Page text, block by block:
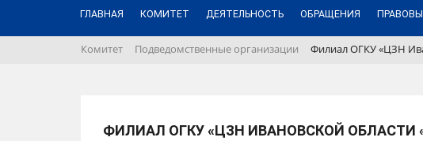
ГЛАВНАЯ КОМИТЕТ ДЕЯТЕЛЬНОСТЬ ОБРАЩЕНИЯ
Комитет Подведомственные организации Филиал ОГКУ «ЦЗН
ФИЛИАЛ ОГКУ «ЦЗН ИВАНОВСКОЙ ОБЛАСТИ